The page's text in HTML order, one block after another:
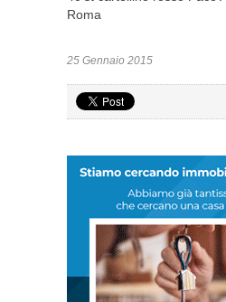
Roma
25 Gennaio 2015